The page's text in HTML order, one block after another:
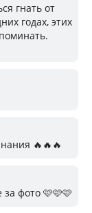
гнать от
годах, этих
🔥🔥🔥
фото 🩷🩷🩷